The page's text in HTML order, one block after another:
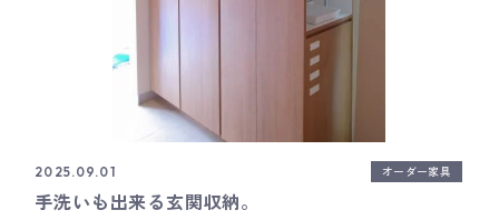
仕事を大切にしたオーダーキッチンメーカーです。 キッチン全体の
雰囲気だけではなく、家具のように細かい部分までとことんこだわ
って作ることがとても得意です。 オーダーキッチンをご検討の際
は、ぜひお気軽にご相談ください。 Basisのキッチンづくりについ
て Basisの製作事例について Basisのショールームについて
2025.09.01 オーダー家具
手洗いも出来る玄関収納。